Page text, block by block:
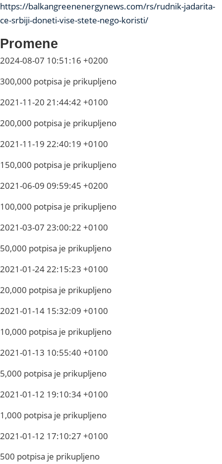
https://balkangreenenergynews.com/rs/rudnik-jadarita-
ce-srbiji-doneti-vise-stete-nego-koristi/
Promene
2024-08-07 10:51:16 +0200
300,000 potpisa je prikupljeno
2021-11-20 21:44:42 +0100
200,000 potpisa je prikupljeno
2021-11-19 22:40:19 +0100
150,000 potpisa je prikupljeno
2021-06-09 09:59:45 +0200
100,000 potpisa je prikupljeno
2021-03-07 23:00:22 +0100
50,000 potpisa je prikupljeno
2021-01-24 22:15:23 +0100
20,000 potpisa je prikupljeno
2021-01-14 15:32:09 +0100
10,000 potpisa je prikupljeno
2021-01-13 10:55:40 +0100
5,000 potpisa je prikupljeno
2021-01-12 19:10:34 +0100
1,000 potpisa je prikupljeno
2021-01-12 17:10:27 +0100
500 potpisa je prikupljeno